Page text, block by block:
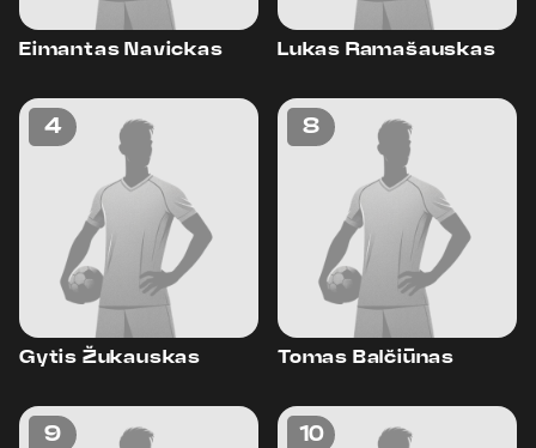
Eimantas Navickas Lukas Ramašauskas
4
Gytis Žukauskas
8
Tomas Balčiūnas
9 10